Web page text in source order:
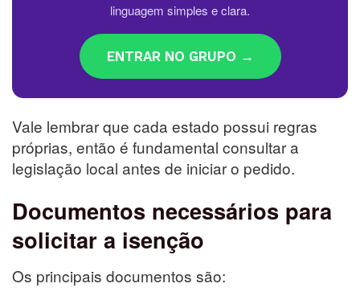
linguagem simples e clara.
ENTRAR NO GRUPO →
Vale lembrar que cada estado possui regras
próprias, então é fundamental consultar a
legislação local antes de iniciar o pedido.
Documentos necessários para
solicitar a isenção
Os principais documentos são: